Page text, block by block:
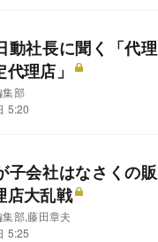
動社長に聞く「代
理店」
集部
5:20
子会社はなさくの
店大乱戦
部,藤田章夫
5:25